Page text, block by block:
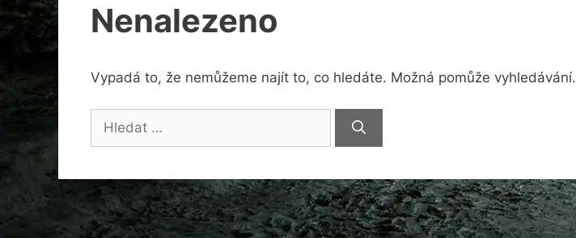
Nenalezeno
Vypadá to, že nemůžeme najít to, co hledáte. Možná pomůže vyhledávání.